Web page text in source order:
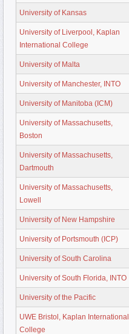
University of Kansas
University of Liverpool, Kaplan
International College
University of Malta
University of Manchester, INTO
University of Manitoba (ICM)
University of Massachusetts,
Boston
University of Massachusetts,
Dartmouth
University of Massachusetts,
Lowell
University of New Hampshire
University of Portsmouth (ICP)
University of South Carolina
University of South Florida, INTO
University of the Pacific
UWE Bristol, Kaplan International
College